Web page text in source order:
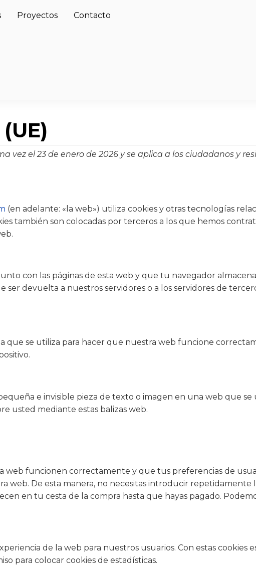
Proyectos Contacto
vez el 23 de enero de 2026 y se aplica a los ciudadanos y
(en adelante: «la web») utiliza cookies y otras tecnologías
también son colocadas por terceros a los que hemos
con las páginas de esta web y que tu navegador
ser devuelta a nuestros servidores o a los servidores de
que se utiliza para hacer que nuestra web funcione
e invisible pieza de texto o imagen en una web que
usted mediante estas balizas web.
web funcionen correctamente y que tus preferencias de
web. De esta manera, no necesitas introducir repetidamente
en tu cesta de la compra hasta que hayas pagado.
de la web para nuestros usuarios. Con estas cookies
para colocar cookies de estadísticas.